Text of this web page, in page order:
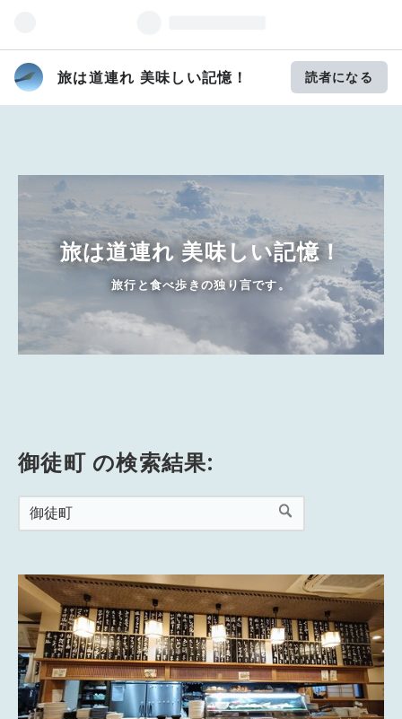
旅は道連れ 美味しい記憶！ 読者になる
旅は道連れ 美味しい記憶！
旅行と食べ歩きの独り言です。
御徒町 の検索結果: